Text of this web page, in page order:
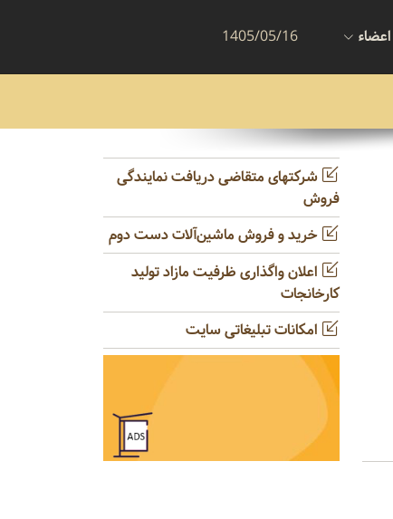
اعضاء 1405/05/16
شرکتهای متقاضی دریافت نمایندگی
فروش
خرید و فروش ماشین‌آلات دست دوم
اعلان واگذاری ظرفیت مازاد تولید
کارخانجات
امکانات تبلیغاتی سایت